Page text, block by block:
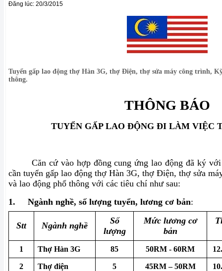
Đăng lúc: 20/3/2015
Tuyển gấp lao động thợ Hàn 3G, thợ Điện, thợ sửa máy công trình,
thông.
THÔNG BÁO
TUYỂN GẤP LAO ĐỘNG ĐI LÀM VIỆC
Căn cứ vào hợp đồng cung ứng lao động đã ký
cần tuyển gấp lao động thợ Hàn 3G, thợ Điện, thợ sửa
và lao động phổ thông với các tiêu chí như sau:
1.
Ngành nghề, số lượng tuyển, lương cơ bản:
Stt Ngành nghề
Số
lượng
Mức lương cơ
bản
1 Thợ Hàn 3G 85 50RM - 60RM
2 Thợ điện 5 45RM – 50RM